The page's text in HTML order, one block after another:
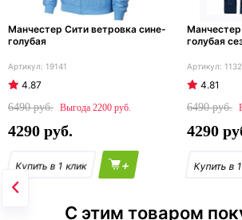
Манчестер Сити ветровка сине-
голубая
19141
4.87
6490
2200
4290
+
голубая
4.81
6490
4290
С этим товаром